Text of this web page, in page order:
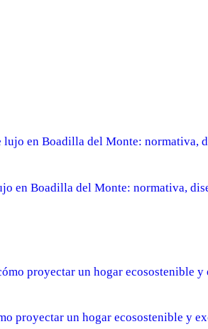
en Boadilla del Monte: normativa,
proyectar un hogar ecosostenible y